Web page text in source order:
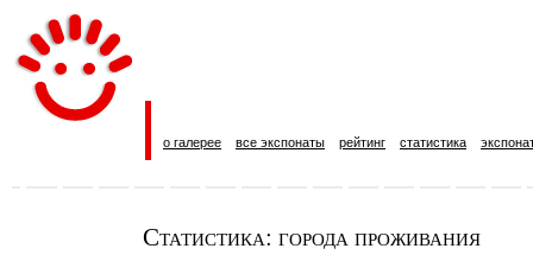
о галерее все экспонаты рейтинг статистика
Статистика: города проживания